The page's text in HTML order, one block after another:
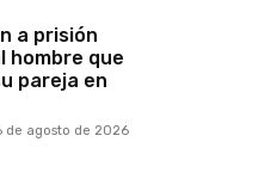
a prisión
hombre que
pareja en
de agosto de 2026